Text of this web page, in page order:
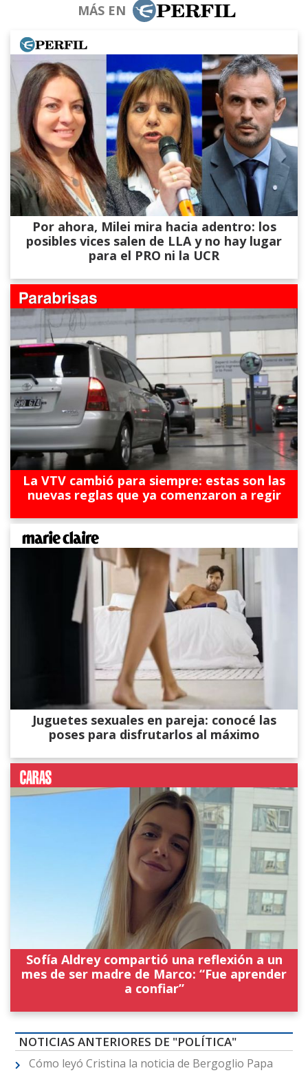
MÁS EN
Por ahora, Milei mira hacia adentro: los
posibles vices salen de LLA y no hay lugar
para el PRO ni la UCR
La VTV cambió para siempre: estas son las
nuevas reglas que ya comenzaron a regir
Juguetes sexuales en pareja: conocé las
poses para disfrutarlos al máximo
Sofía Aldrey compartió una reflexión a un
mes de ser madre de Marco: “Fue aprender
a confiar”
NOTICIAS ANTERIORES DE "POLÍTICA"
Cómo leyó Cristina la noticia de Bergoglio Papa